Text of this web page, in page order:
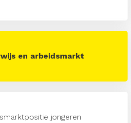
en arbeidsmarkt
jongeren